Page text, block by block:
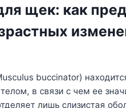
щек: как
buccinator)
в связи с чем ее
лишь слизистая